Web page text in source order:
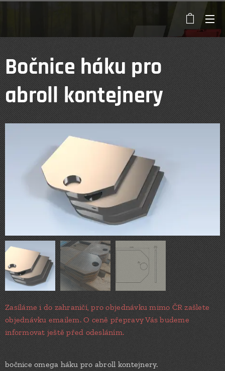
Bočnice háku pro
abroll kontejnery
Zasíláme i do zahraničí, pro objednávku mimo ČR zašlete
objednávku emailem. O ceně přepravy Vás budeme
informovat ještě před odesláním.
bočnice omega háku pro abroll kontejnery.